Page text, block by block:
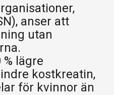
anser att
utan
lägre
kostkreatin,
för kvinnor än